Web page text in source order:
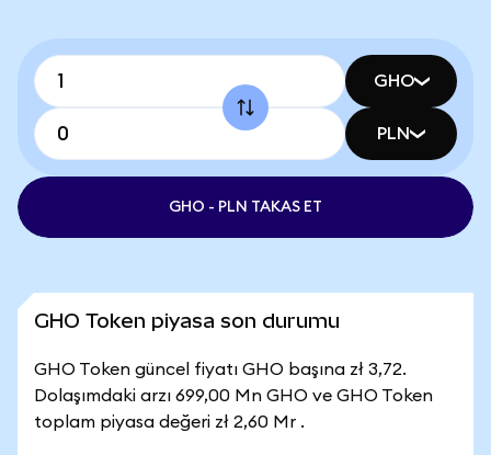
GHO
PLN
GHO - PLN TAKAS ET
GHO Token piyasa son durumu
GHO Token güncel fiyatı GHO başına zł 3,72.
Dolaşımdaki arzı 699,00 Mn GHO ve GHO Token
toplam piyasa değeri zł 2,60 Mr .